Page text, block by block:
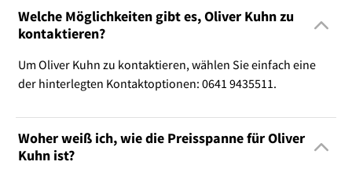
Welche Möglichkeiten gibt es, Oliver Kuhn zu
kontaktieren?
Um Oliver Kuhn zu kontaktieren, wählen Sie einfach eine
der hinterlegten Kontaktoptionen: 0641 9435511.
Woher weiß ich, wie die Preisspanne für Oliver
Kuhn ist?